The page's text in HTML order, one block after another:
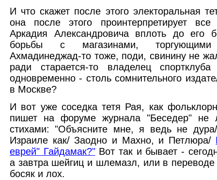
И что скажет после этого электоральная
она после этого проинтерпретирует все
Аркадия Александровича вплоть до его
борьбы с магазинами, торгующими
Ахмадинеджад-то тоже, поди, свинину не
ради старается-то владелец
одновременно - столь сомнительного
в Москве?
И вот уже соседка тетя Рая, как
пишет на форуме журнала "Беседер" не
стихами: "Объясните мне, я ведь не
Израиле как/ Заодно и Махно, и Петлюра/
еврей" Гайдамак?"Вот так и бывает -
а завтра шейгиц и шлемазл, или в переводе
босяк и лох.